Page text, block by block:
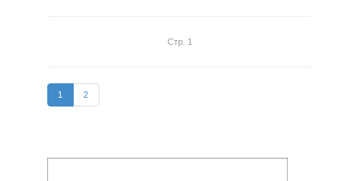
Стр. 1
1 2